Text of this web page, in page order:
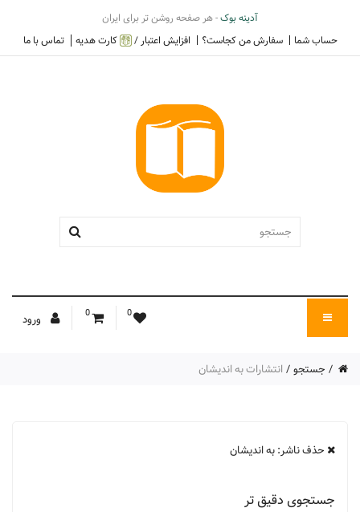
آدینه بوک- هر صفحه روشن تر برای ایران
حساب شما
سفارش من کجاست؟ افزایش اعتبار / کارت هدیه تماس با ما
0
0 ورود
جستجو انتشارات به اندیشان
حذف ناشر: به اندیشان
جستجوی دقیق تر